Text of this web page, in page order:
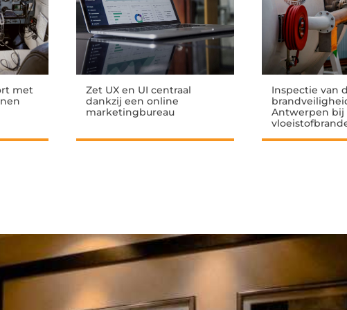
met
Zet UX en UI centraal
dankzij een online
marketingbureau
Inspectie van
Antwerpen bij